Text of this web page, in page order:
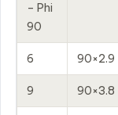
– Phi
90
6 90×2.9
9 90×3.8